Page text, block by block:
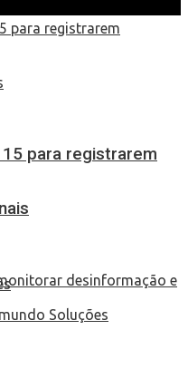
para registrarem
Soluções